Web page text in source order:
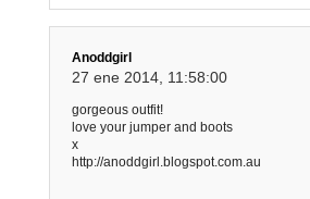
Anoddgirl
27 ene 2014, 11:58:00
gorgeous outfit!
love your jumper and boots
x
http://anoddgirl.blogspot.com.au